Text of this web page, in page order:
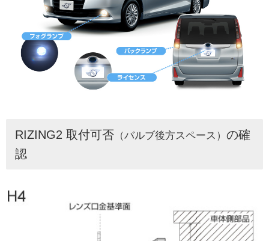
RIZING2 取付可否 （バルブ後方スペース） の確
認